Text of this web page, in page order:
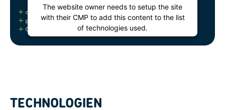
The website owner needs to setup the site
with their CMP to add this content to the list
of technologies used.
Powered byUsercentrics Consent
TECHNOLOGIEN